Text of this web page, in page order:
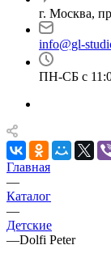
г. Москва,
info@gl-
ПН-СБ с
Главная
—
Каталог
—
Детские
—Dolfi Peter